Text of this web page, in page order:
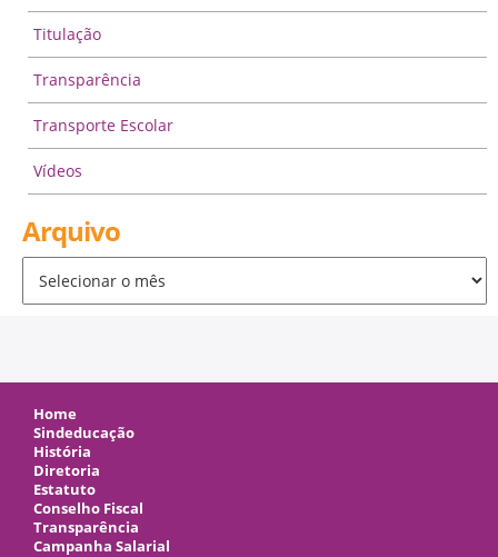
Titulação
Transparência
Transporte Escolar
Vídeos
Arquivo
Home
Sindeducação
História
Diretoria
Estatuto
Conselho Fiscal
Transparência
Campanha Salarial